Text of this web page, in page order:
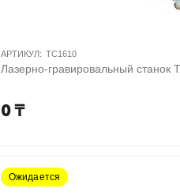
АРТИКУЛ: TC1610
Лазерно-гравировальный станок
0₸
Ожидается